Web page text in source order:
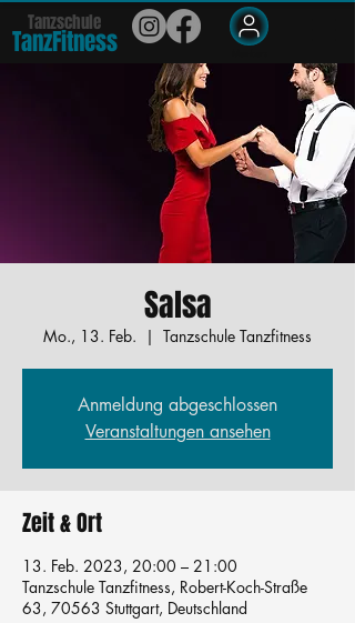
Tanzschule
TanzFitness
Salsa
Mo., 13. Feb.
  |
Tanzschule Tanzfitness
Anmeldung abgeschlossen
Veranstaltungen ansehen
Zeit & Ort
13. Feb. 2023, 20:00 – 21:00
Tanzschule Tanzfitness, Robert-Koch-Straße
63, 70563 Stuttgart, Deutschland